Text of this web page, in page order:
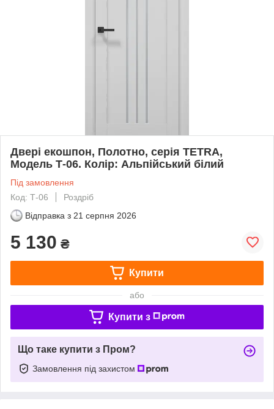
Двері екошпон, Полотно, серія TETRA,
Модель Т-06. Колір: Альпійський білий
Під замовлення
Код: Т-06
Роздріб
Відправка з 21 серпня 2026
5 130 ₴
Купити
або
Купити з
Що таке купити з Пром?
Замовлення під захистом